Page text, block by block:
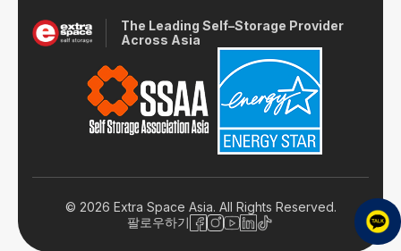
The Leading Self–Storage Provider
Across Asia
© 2026 Extra Space Asia. All Rights Reserved.
팔로우하기